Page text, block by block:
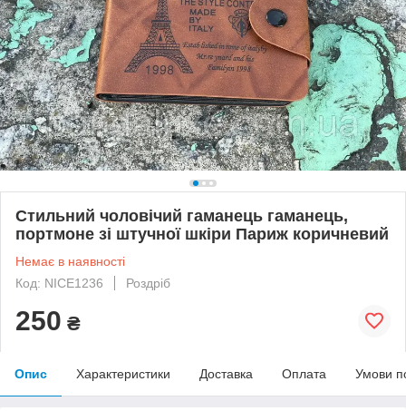
Стильний чоловічий гаманець гаманець,
портмоне зі штучної шкіри Париж коричневий
Немає в наявності
Код: NICE1236
Роздріб
250 ₴
Опис Характеристики Доставка Оплата Умови